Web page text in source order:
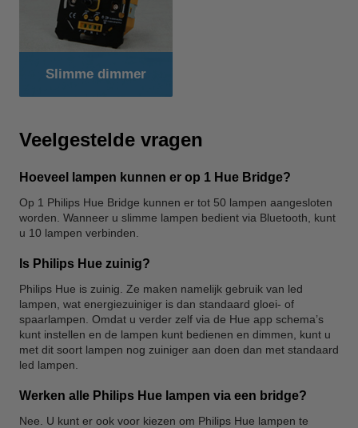
Slimme dimmer
Veelgestelde vragen
Hoeveel lampen kunnen er op 1 Hue Bridge?
Op 1 Philips Hue Bridge kunnen er tot 50 lampen aangesloten
worden. Wanneer u slimme lampen bedient via Bluetooth, kunt
u 10 lampen verbinden.
Is Philips Hue zuinig?
Philips Hue is zuinig. Ze maken namelijk gebruik van led
lampen, wat energiezuiniger is dan standaard gloei- of
spaarlampen. Omdat u verder zelf via de Hue app schema’s
kunt instellen en de lampen kunt bedienen en dimmen, kunt u
met dit soort lampen nog zuiniger aan doen dan met standaard
led lampen.
Werken alle Philips Hue lampen via een bridge?
Nee. U kunt er ook voor kiezen om Philips Hue lampen te